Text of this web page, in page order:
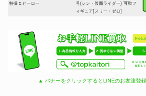
特撮＆ヒーロー
号(シン・仮面ライダー) 可動フ
ィギュア[スリー・ゼロ]
▲ バナーをクリックするとLINEのお友達登録